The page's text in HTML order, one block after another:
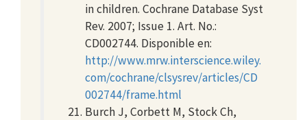
in children. Cochrane Database Syst
Rev. 2007; Issue 1. Art. No.:
CD002744. Disponible en:
http://www.mrw.interscience.wiley.
com/cochrane/clsysrev/articles/CD
002744/frame.html
Burch J, Corbett M, Stock Ch,